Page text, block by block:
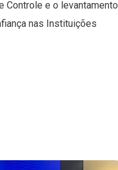
Controle e o levantamento
nas Instituições